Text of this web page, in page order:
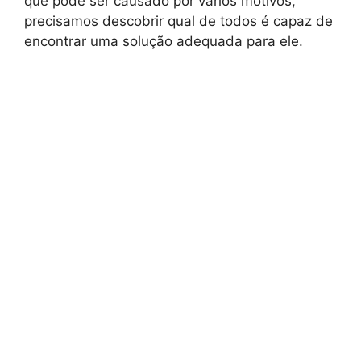
precisamos descobrir qual de todos é capaz de
encontrar uma solução adequada para ele.